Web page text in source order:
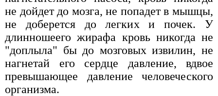
не дойдет до мозга, не попадет в мышцы,
не доберется до легких и почек. У
длинношеего жирафа кровь никогда не
"доплыла" бы до мозговых извилин, не
нагнетай его сердце давление, вдвое
превышающее давление человеческого
организма.